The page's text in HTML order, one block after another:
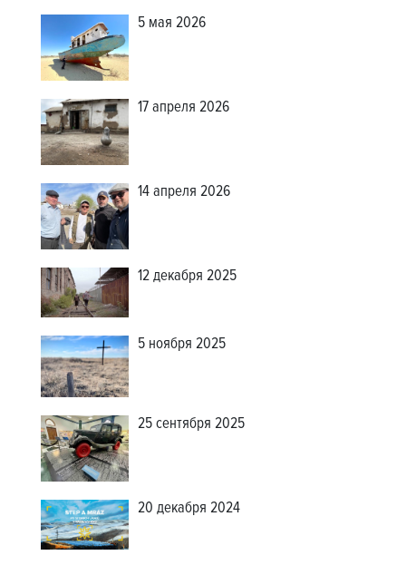
5 мая 2026
17 апреля 2026
14 апреля 2026
12 декабря 2025
5 ноября 2025
25 сентября 2025
20 декабря 2024